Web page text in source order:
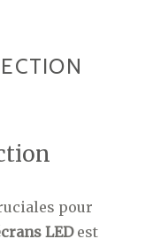
pour
LEDest